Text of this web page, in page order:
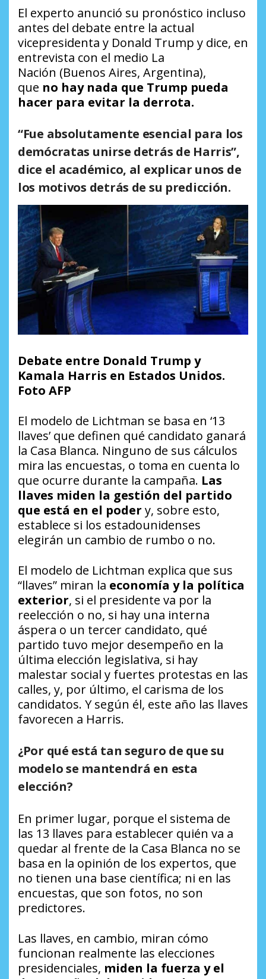
El experto anunció su pronóstico incluso
antes del debate entre la actual
vicepresidenta y Donald Trump y dice, en
entrevista con el medio La
Nación (Buenos Aires, Argentina),
que no hay nada que Trump pueda
hacer para evitar la derrota.
“Fue absolutamente esencial para los
demócratas unirse detrás de Harris”,
dice el académico, al explicar unos de
los motivos detrás de su predicción.
Debate entre Donald Trump y
Kamala Harris en Estados Unidos.
Foto AFP
El modelo de Lichtman se basa en ‘13
llaves’ que definen qué candidato ganará
la Casa Blanca. Ninguno de sus cálculos
mira las encuestas, o toma en cuenta lo
que ocurre durante la campaña. Las
llaves miden la gestión del partido
que está en el poder y, sobre esto,
establece si los estadounidenses
elegirán un cambio de rumbo o no.
El modelo de Lichtman explica que sus
“llaves” miran la economía y la política
exterior, si el presidente va por la
reelección o no, si hay una interna
áspera o un tercer candidato, qué
partido tuvo mejor desempeño en la
última elección legislativa, si hay
malestar social y fuertes protestas en las
calles, y, por último, el carisma de los
candidatos. Y según él, este año las llaves
favorecen a Harris.
¿Por qué está tan seguro de que su
modelo se mantendrá en esta
elección?
En primer lugar, porque el sistema de
las 13 llaves para establecer quién va a
quedar al frente de la Casa Blanca no se
basa en la opinión de los expertos, que
no tienen una base científica; ni en las
encuestas, que son fotos, no son
predictores.
Las llaves, en cambio, miran cómo
funcionan realmente las elecciones
presidenciales, miden la fuerza y el